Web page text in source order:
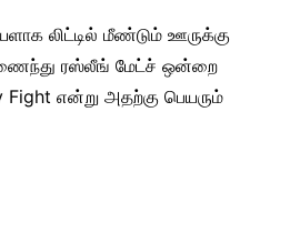
லிட்டில் மீண்டும் ஊருக்கு
ரஸ்லீங் மேட்ச் ஒன்றை
Fight என்று அதற்கு பெயரும்